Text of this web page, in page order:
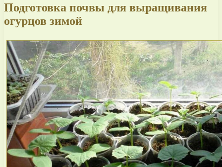
Подготовка почвы для выращивания
огурцов зимой